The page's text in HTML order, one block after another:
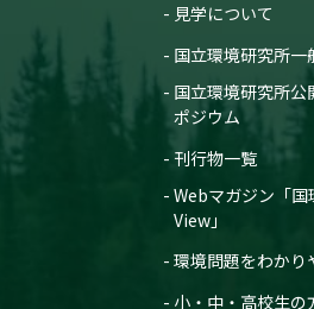
見学について
国立環境研究所一
国立環境研究所公
ポジウム
刊行物一覧
Webマガジン「国
View」
環境問題をわかり
小・中・高校生の